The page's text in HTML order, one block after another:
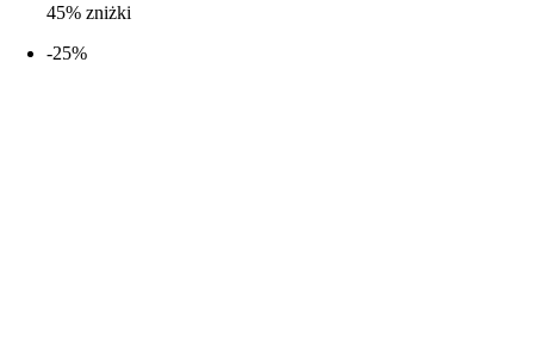
45% zniżki
-25%